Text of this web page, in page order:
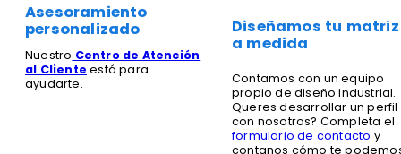
Asesoramiento
personalizado
Nuestro Centro de Atención
al Cliente está para
ayudarte.
Diseñamos tu matriz
a medida
Contamos con un equipo
propio de diseño industrial.
Queres desarrollar un perfil
con nosotros? Completa el
formulario de contacto y
contanos cómo te